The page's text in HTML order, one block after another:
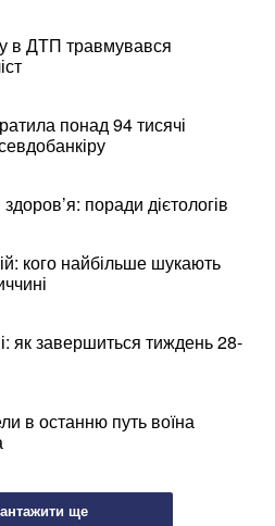
в ДТП травмувався
понад 94 тисячі
поради дієтологів
кого найбільше шукають
як завершиться тиждень 28-
в останню путь воїна
ще